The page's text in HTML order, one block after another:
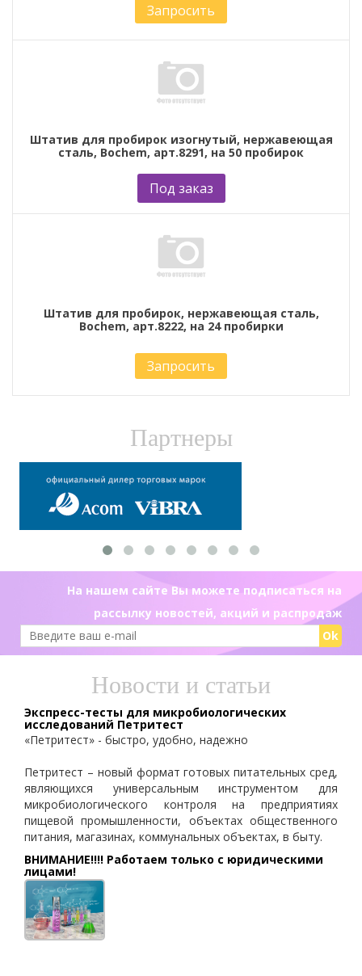
Запросить
Штатив для пробирок изогнутый, нержавеющая
сталь, Bochem, арт.8291, на 50 пробирок
Под заказ
Штатив для пробирок, нержавеющая сталь,
Bochem, арт.8222, на 24 пробирки
Запросить
Партнеры
На нашем сайте Вы можете подписаться на
рассылку новостей, акций и распродаж
Ok
Новости и статьи
Экспресс-тесты для микробиологических
исследований Петритест
«Петритест» - быстро, удобно, надежно
Петритест – новый формат готовых питательных сред,
являющихся универсальным инструментом для
микробиологического контроля на предприятиях
пищевой промышленности, объектах общественного
питания, магазинах, коммунальных объектах, в быту.
ВНИМАНИЕ!!!! Работаем только с юридическими
лицами!